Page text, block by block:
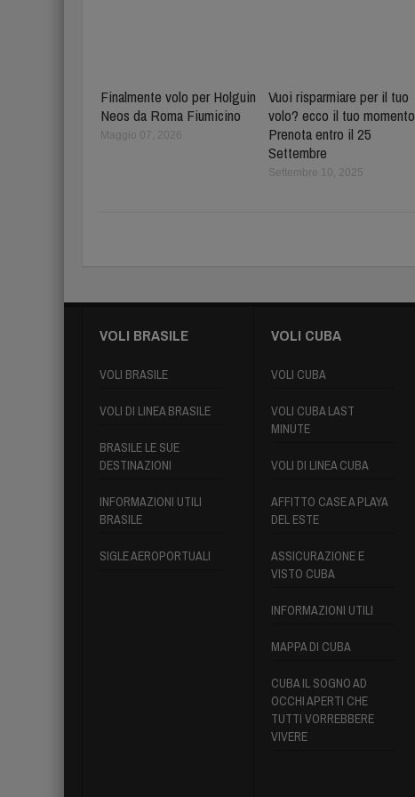
Finalmente volo per Holguin
Neos da Roma Fiumicino
Maggio 07, 2026
Vuoi risparmiare per il tuo
volo? ecco il tuo momento
Prenota entro il 25
Settembre
Settembre 10, 2025
VOLI BRASILE
VOLI BRASILE
VOLI DI LINEA BRASILE
BRASILE LE SUE
DESTINAZIONI
INFORMAZIONI UTILI
BRASILE
SIGLE AEROPORTUALI
VOLI CUBA
VOLI CUBA
VOLI CUBA LAST
MINUTE
VOLI DI LINEA CUBA
AFFITTO CASE A PLAYA
DEL ESTE
ASSICURAZIONE E
VISTO CUBA
INFORMAZIONI UTILI
MAPPA DI CUBA
CUBA IL SOGNO AD
OCCHI APERTI CHE
TUTTI VORREBBERE
VIVERE